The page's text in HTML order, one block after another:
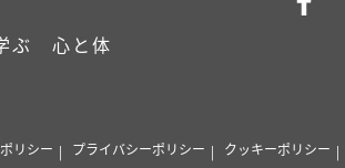
ぶ
心と体
リシー プライバシーポリシー クッキーポリシー